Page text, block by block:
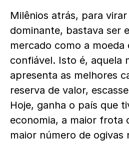
Milênios atrás, para
dominante, bastava ser
mercado como a moeda
confiável. Isto é, aquela
apresenta as melhores
reserva de valor,
Hoje, ganha o país que
economia, a maior frota
maior número de ogivas